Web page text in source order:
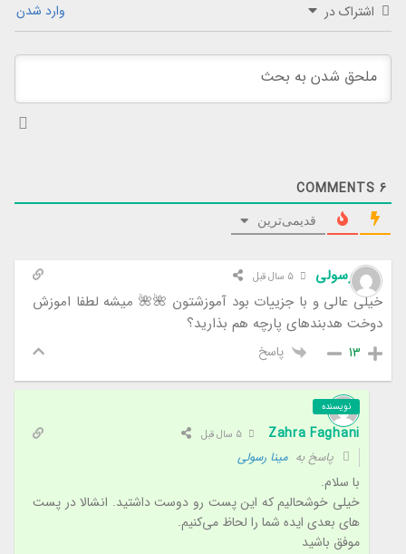
اشتراک در وارد شدن
6
قدیمی‌ترین
مینا رسولی
خیلی عالی و با جزییات بود آموزشتون 🌺🌺 میشه لطفا اموزش
دوخت هدبندهای پارچه هم بذارید؟
13 پاسخ
نویسنده
Zahra Faghani 5 سال قبل
پاسخ به مینا رسولی
با سلام.
خیلی خوشحالیم که این پست رو دوست داشتید. انشالا در پست
های بعدی ایده شما را لحاظ می‌کنیم.
موفق باشید